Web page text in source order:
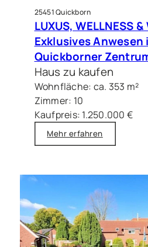
25451 Quickborn
LUXUS, WELLNESS
Exklusives Anwesen
Quickborner
Haus zu kaufen
Wohnfläche: ca. 353 m²
Zimmer: 10
Kaufpreis: 1.250.000 €
Mehr erfahren